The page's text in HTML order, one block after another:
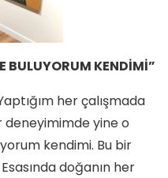
BULUYORUM KENDİMİ”
her çalışmada
yine o
kendimi. Bu bir
doğanın her